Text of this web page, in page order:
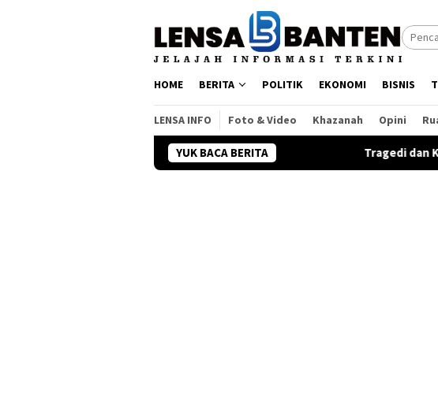
HOME BERITA POLITIK EKONOMI BISNIS
LENSA INFO Foto & Video Khazanah Opini
YUK BACA BERITATragedi dan Keberanian di Desa